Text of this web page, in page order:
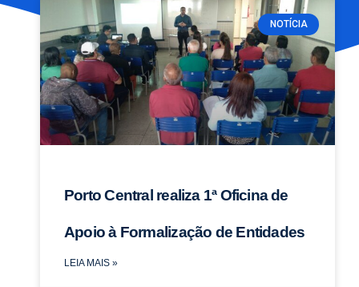
NOTÍCIA
Porto Central realiza 1ª Oficina de
Apoio à Formalização de Entidades
LEIA MAIS »